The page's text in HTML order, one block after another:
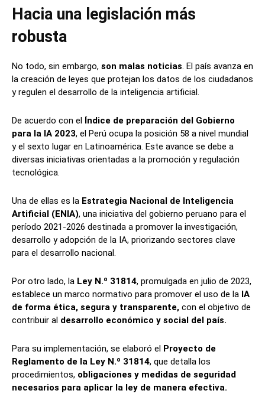
Hacia una legislación más
robusta
No todo, sin embargo, son malas noticias. El país avanza en
la creación de leyes que protejan los datos de los ciudadanos
y regulen el desarrollo de la inteligencia artificial.
De acuerdo con el Índice de preparación del Gobierno
para la IA 2023, el Perú ocupa la posición 58 a nivel mundial
y el sexto lugar en Latinoamérica. Este avance se debe a
diversas iniciativas orientadas a la promoción y regulación
tecnológica.
Una de ellas es la Estrategia Nacional de Inteligencia
Artificial (ENIA), una iniciativa del gobierno peruano para el
período 2021-2026 destinada a promover la investigación,
desarrollo y adopción de la IA, priorizando sectores clave
para el desarrollo nacional.
Por otro lado, la Ley N.º 31814, promulgada en julio de 2023,
establece un marco normativo para promover el uso de la IA
de forma ética, segura y transparente, con el objetivo de
contribuir al desarrollo económico y social del país.
Para su implementación, se elaboró el Proyecto de
Reglamento de la Ley N.º 31814, que detalla los
procedimientos, obligaciones y medidas de seguridad
necesarios para aplicar la ley de manera efectiva.